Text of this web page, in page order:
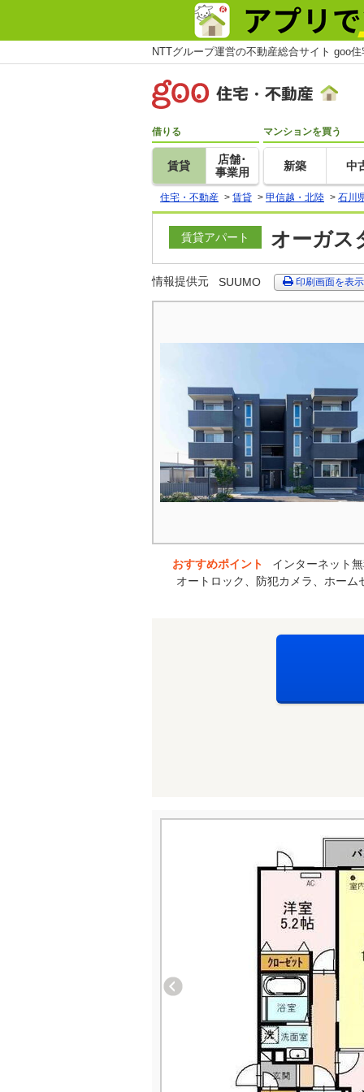
NTTグループ運営の不動産総合サイト goo
借りる
賃貸
店舗･
事業用
マンションを買う
新築 中
住宅・不動産 > 賃貸 > 甲信越・北陸 > 石川
賃貸アパート オーガス
情報提供元 SUUMO 印刷画面を表示
おすすめポイント
インターネット
オートロック、防犯カメラ、ホー